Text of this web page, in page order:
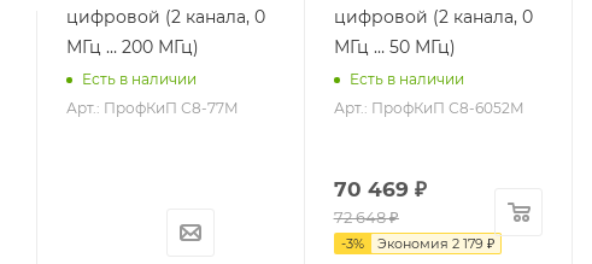
цифровой (2 канала, 0
МГц … 200 МГц)
Есть в наличии
Арт.: ПрофКиП С8-77М
цифровой (2 канала, 0
МГц … 50 МГц)
Есть в наличии
Арт.: ПрофКиП С8-6052М
70 469 ₽
72 648₽
-3% Экономия 2 179 ₽